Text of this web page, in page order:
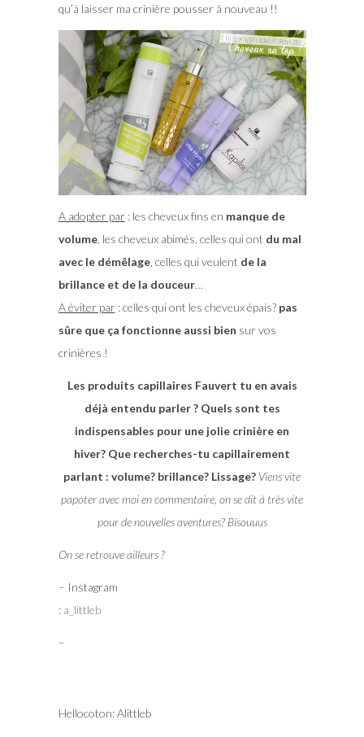
qu’à laisser ma crinière pousser à nouveau !!
A adopter par: les cheveux fins en manque de
volume, les cheveux abimés, celles qui ont du mal
avec le démêlage, celles qui veulent de la
brillance et de la douceur…
A éviter par: celles qui ont les cheveux épais? pas
sûre que ça fonctionne aussi bien sur vos
crinières !
Les produits capillaires Fauvert tu en avais
déjà entendu parler ? Quels sont tes
indispensables pour une jolie crinière en
hiver? Que recherches-tu capillairement
parlant : volume? brillance? Lissage? Viens vite
papoter avec moi en commentaire, on se dit à très vite
pour de nouvelles aventures? Bisouuus
On se retrouve ailleurs ?
– Instagram
: a_littleb
–
Hellocoton: Alittleb